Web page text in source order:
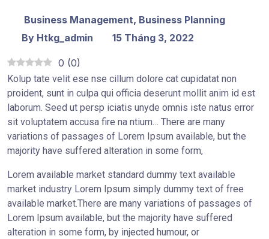
Business Management, Business Planning
By Htkg_admin
15 Tháng 3, 2022
0 (0)
Kolup tate velit ese nse cillum dolore cat cupidatat non
proident, sunt in culpa qui officia deserunt mollit anim id est
laborum. Seed ut persp iciatis unyde omnis iste natus error
sit voluptatem accusa fire na ntium… There are many
variations of passages of Lorem Ipsum available, but the
majority have suffered alteration in some form,
Lorem available market standard dummy text available
market industry Lorem Ipsum simply dummy text of free
available market.There are many variations of passages of
Lorem Ipsum available, but the majority have suffered
alteration in some form, by injected humour, or